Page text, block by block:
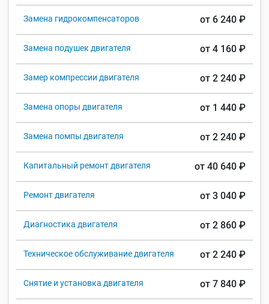
Замена гидрокомпенсаторов от 6 240 ₽
Замена подушек двигателя от 4 160 ₽
Замер компрессии двигателя от 2 240 ₽
Замена опоры двигателя от 1 440 ₽
Замена помпы двигателя от 2 240 ₽
Капитальный ремонт двигателя от 40 640 ₽
Ремонт двигателя от 3 040 ₽
Диагностика двигателя от 2 860 ₽
Техническое обслуживание двигателя от 2 240 ₽
Снятие и установка двигателя от 7 840 ₽